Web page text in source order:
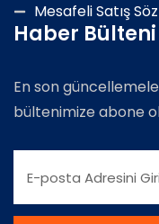
Mesafeli Satış
Haber Bülteni
En son
bültenimize abone